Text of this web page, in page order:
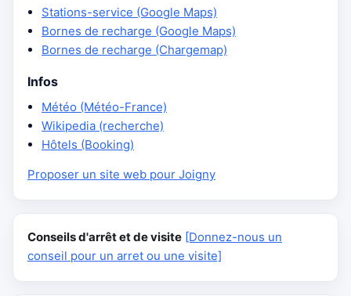
Stations-service (Google Maps)
Bornes de recharge (Google Maps)
Bornes de recharge (Chargemap)
Infos
Météo (Météo-France)
Wikipedia (recherche)
Hôtels (Booking)
Proposer un site web pour Joigny
Conseils d'arrêt et de visite [Donnez-nous un
conseil pour un arret ou une visite]